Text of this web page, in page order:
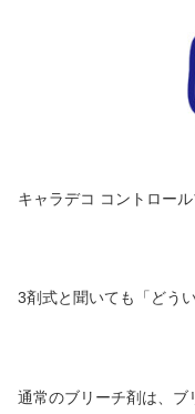
キャラデコ コントロー
3剤式と聞いても「どう
通常のブリーチ剤は、